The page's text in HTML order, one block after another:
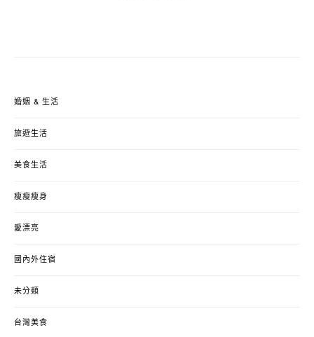
婚姻 & 生活
旅遊生活
美食生活
瘦瘦瘦身
愛漂亮
國內外住宿
未分類
台灣美食